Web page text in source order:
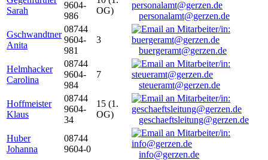
Sarah
9604-
986
OG)
personalamt@gerzen.de
Gschwandtner
Anita
08744
9604-
981
3
buergeramt@gerzen.de
Helmhacker
Carolina
08744
9604-
984
7
steueramt@gerzen.de
Hoffmeister
Klaus
08744
9604-
34
15 (1.
OG)
geschaeftsleitung@gerzen.de
Huber
Johanna
08744
9604-0
info@gerzen.de